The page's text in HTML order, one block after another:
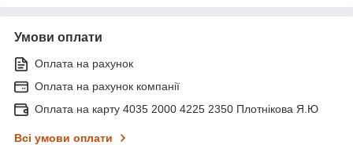
Умови оплати
Оплата на рахунок
Оплата на рахунок компанії
Оплата на карту 4035 2000 4225 2350 Плотнікова Я.Ю
Всі умови оплати